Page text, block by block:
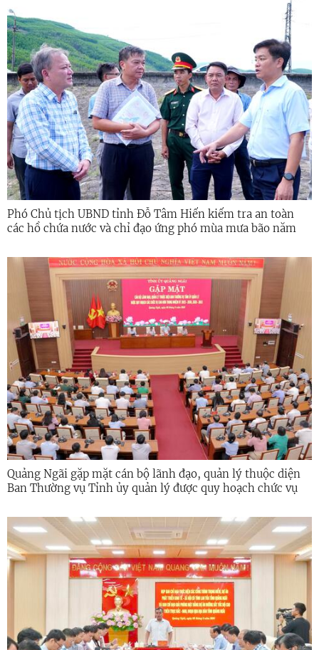
Phó Chủ tịch UBND tỉnh Đỗ Tâm Hiển kiểm tra an toàn
các hồ chứa nước và chỉ đạo ứng phó mùa mưa bão năm
Quảng Ngãi gặp mặt cán bộ lãnh đạo, quản lý thuộc diện
Ban Thường vụ Tỉnh ủy quản lý được quy hoạch chức vụ